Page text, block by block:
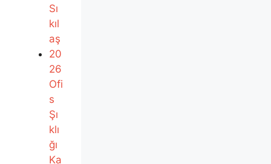
Sı
kıl
aş
20
26
Ofi
s
Şı
klı
ğı
Ka